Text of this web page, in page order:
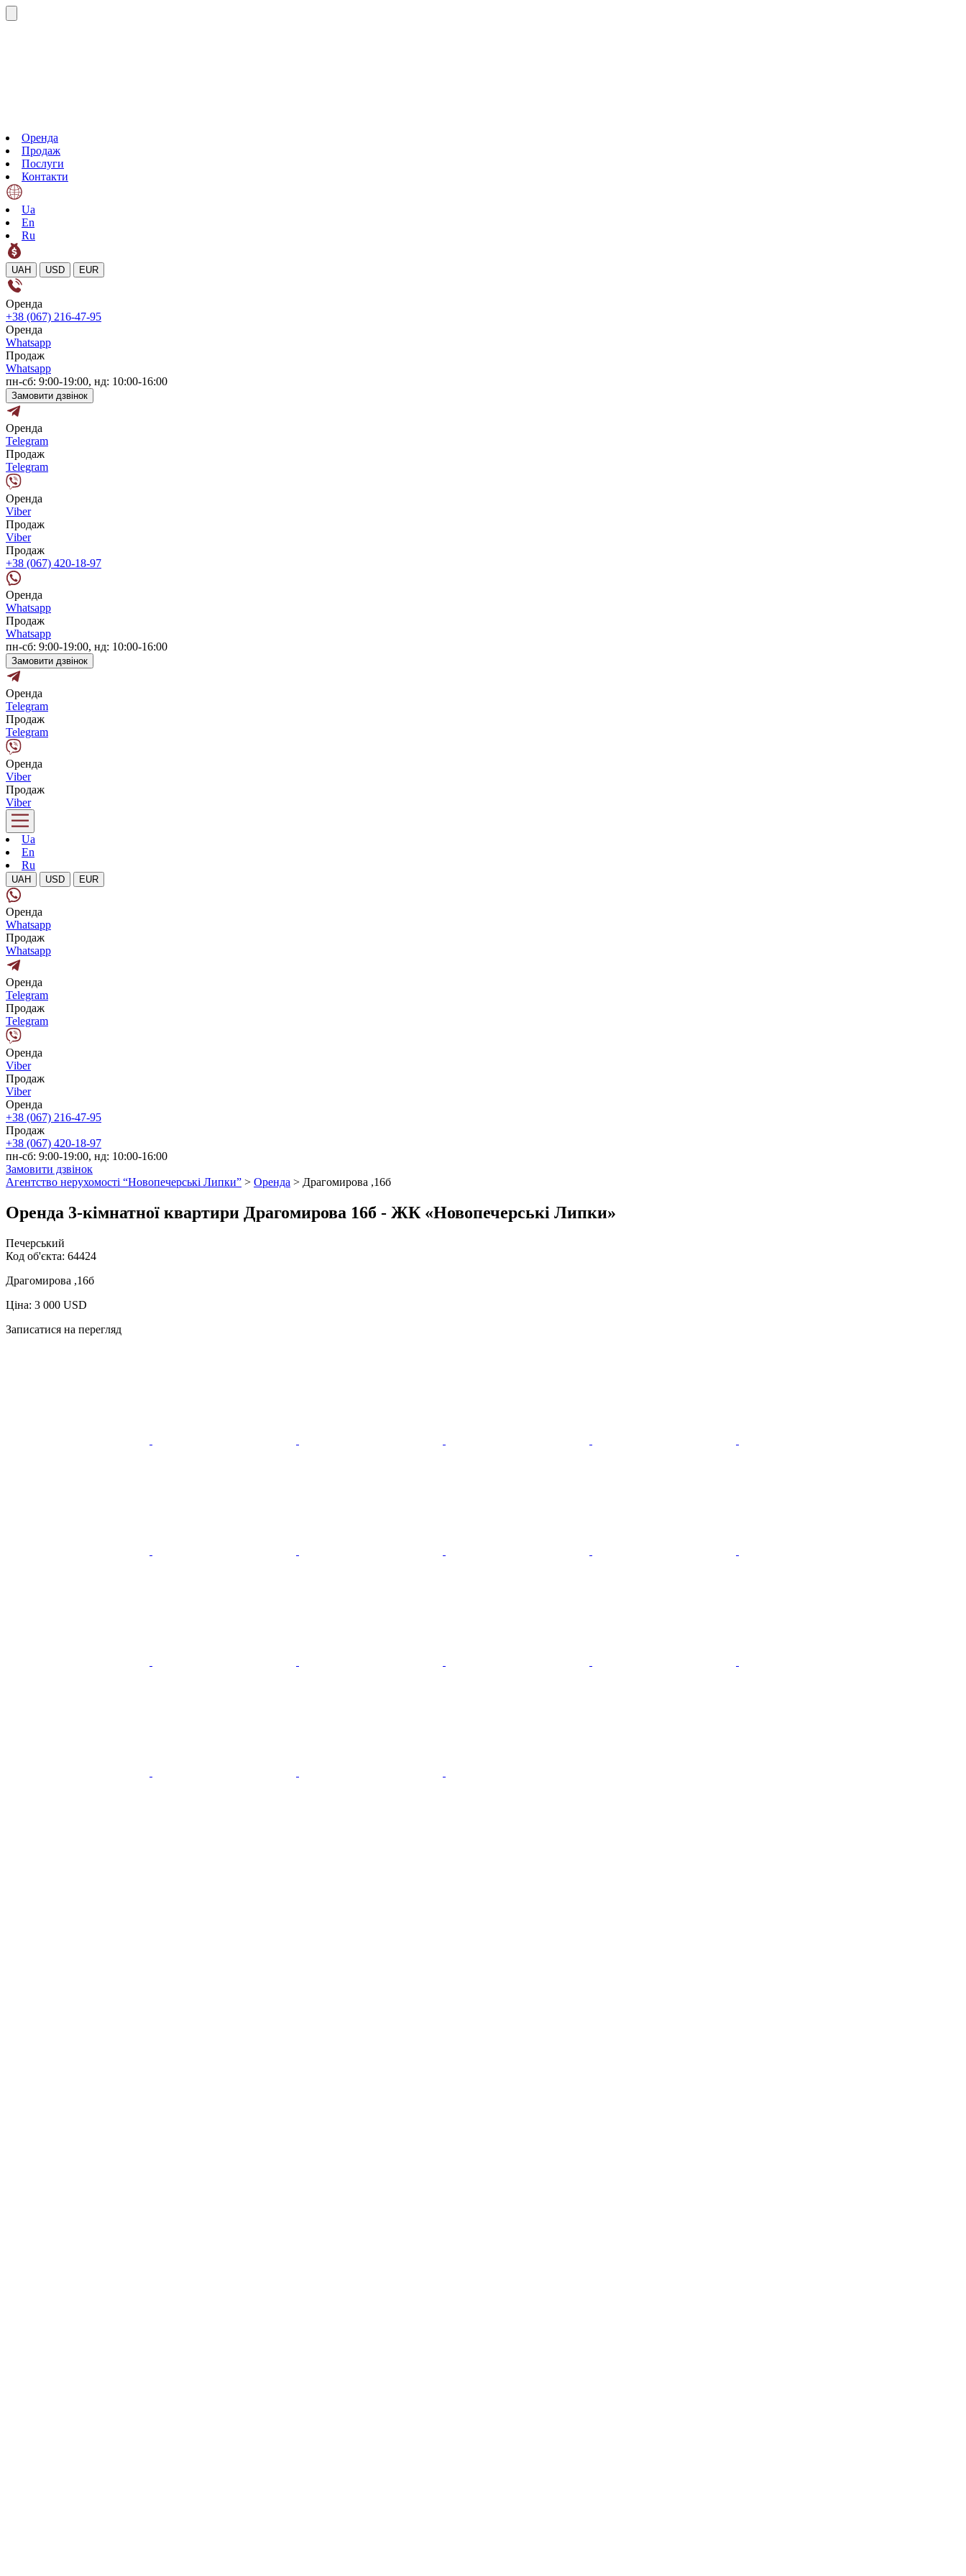
Оренда
Продаж
Послуги
Контакти
Ua
En
Ru
UAH USD EUR
Оренда
+38 (067) 216-47-95
Оренда
Whatsapp
Продаж
Whatsapp
пн-сб: 9:00-19:00, нд: 10:00-16:00
Замовити дзвінок
Оренда
Telegram
Продаж
Telegram
Оренда
Viber
Продаж
Viber
Продаж
+38 (067) 420-18-97
Оренда
Whatsapp
Продаж
Whatsapp
пн-сб: 9:00-19:00, нд: 10:00-16:00
Замовити дзвінок
Оренда
Telegram
Продаж
Telegram
Оренда
Viber
Продаж
Viber
Ua
En
Ru
UAH USD EUR
Оренда
Whatsapp
Продаж
Whatsapp
Оренда
Telegram
Продаж
Telegram
Оренда
Viber
Продаж
Viber
Оренда
+38 (067) 216-47-95
Продаж
+38 (067) 420-18-97
пн-сб: 9:00-19:00, нд: 10:00-16:00
Замовити дзвінок
Агентство нерухомості “Новопечерські Липки” > Оренда > Драгомирова ,16б
Оренда 3-кімнатної квартири Драгомирова 16б - ЖК «Новопечерські Липки»
Печерський
Код об'єкта: 64424
Драгомирова ,16б
Ціна: 3 000 USD
Записатися на перегляд